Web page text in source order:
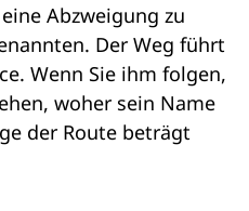
Abzweigung zu
Der Weg führt
Wenn Sie ihm folgen,
woher sein Name
der Route beträgt